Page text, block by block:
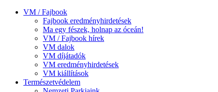
VM / Fajbook
Fajbook eredményhirdetések
Ma egy fészek, holnap az óceán!
VM / Fajbook hírek
VM dalok
VM díjátadók
VM eredményhirdetések
VM kiállítások
Természetvédelem